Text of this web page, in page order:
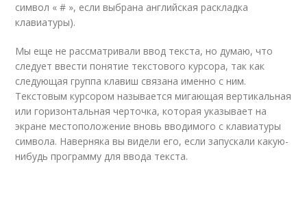
символ « # », если выбрана английская раскладка
клавиатуры).
Мы еще не рассматривали ввод текста, но думаю, что
следует ввести понятие текстового курсора, так как
следующая группа клавиш связана именно с ним.
Текстовым курсором называется мигающая вертикальная
или горизонтальная черточка, которая указывает на
экране местоположение вновь вводимого с клавиатуры
символа. Наверняка вы видели его, если запускали какую-
нибудь программу для ввода текста.